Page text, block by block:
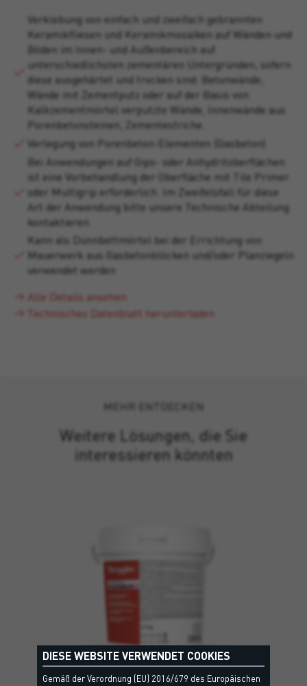
Verklebung von einfach und zweifach gebrannten
Keramikfliesen und Keramikmosaiken auf Wänden und
Böden im Innen- und Außenbereich auf
unterschiedlichsten zementären Untergründen, sofern
diese ausgehärtet und trocken sind: Betonwände,
Wände mit Zementputz oder auf der Basis von
Kalkzementmörtel verputzte Wände, Innenwände aus
Porenbetonsteinen, Zementestriche.
Verlegung von Porenbeton-Elementen (Gasbeton).
Bei Anwendungen auf Gips- oder Anhydritoberflächen
ist eine Vorbehandlung der Oberfläche mit Tile Primer
oder Multigrip erforderlich. Im Zweifelsfall für diese
Art der Anwendung bitte unsere Technische Abteilung
kontaktieren.
Kann als Dünnbettmörtel bei der Errichtung von
Mauerwerk aus Gasbetonblöcken und/oder Planziegeln
verwendet werden
Alle Details ansehen
Technisches Datenblatt herunterladen
MEHR ENTDECKEN
Weitere Lösungen, die Sie
interessieren könnten
DIESE WEBSITE VERWENDET COOKIES
Gemäß der Verordnung (EU) 2016/679 des Europäischen